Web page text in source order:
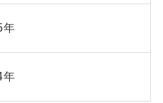
年
年